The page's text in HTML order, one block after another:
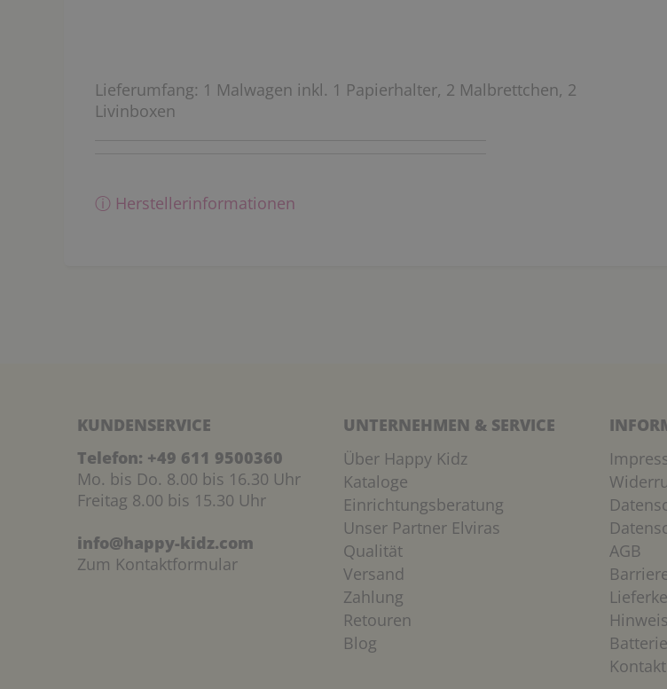
Lieferumfang: 1 Malwagen inkl. 1 Papierhalter, 2 Malbrettchen, 2
Livinboxen
ⓘ Herstellerinformationen
KUNDENSERVICE
Telefon: +49 611 9500360
Mo. bis Do. 8.00 bis 16.30 Uhr
Freitag 8.00 bis 15.30 Uhr
info@happy-kidz.com
Zum Kontaktformular
UNTERNEHMEN & SERVICE
Über Happy Kidz
Kataloge
Einrichtungsberatung
Unser Partner Elviras
Qualität
Versand
Zahlung
Retouren
Blog
AGB
Kontakt